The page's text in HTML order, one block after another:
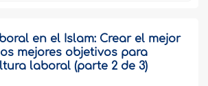
en el Islam: Crear el mejor
mejores objetivos para
laboral (parte 2 de 3)